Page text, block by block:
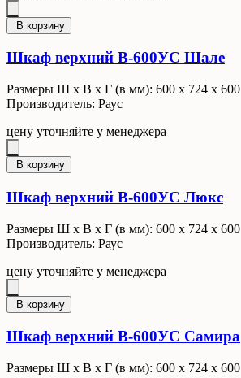
В корзину
Шкаф верхний В-600УС Шале
Размеры Ш x В x Г (в мм): 600 х 724 х 600
Производитель: Раус
цену уточняйте у менеджера
В корзину
Шкаф верхний В-600УС Люкс
Размеры Ш x В x Г (в мм): 600 х 724 х 600
Производитель: Раус
цену уточняйте у менеджера
В корзину
Шкаф верхний В-600УС Самира
Размеры Ш x В x Г (в мм): 600 х 724 х 600